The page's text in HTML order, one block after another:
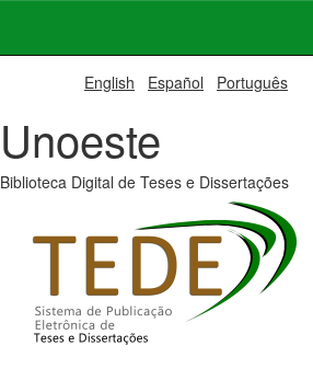
English Español Português
Unoeste
Biblioteca Digital de Teses e Dissertações